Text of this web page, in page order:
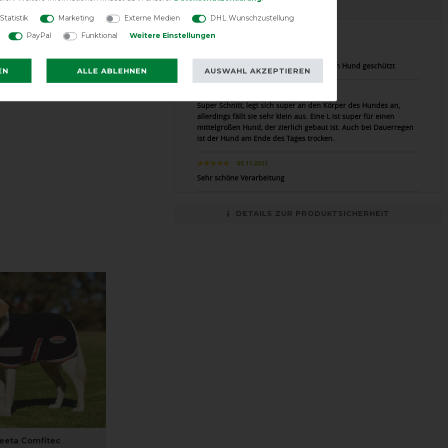
Passt perfekt bei Wind und Regen ist mein Hund geschützt
Super Schnitt, legt sich super an den Körper des Hundes an,
allerdings fällt sie sehr klein aus. Eine L ist super für einen
mittelgroßen Hund, der zierlich gebaut ist. Auch bei Dauerregen
ist der Hund am Ende des Tages trocken.
05.11.2021
Sehr schöne Verarbeitung
DETAILS ZUR PRODUKTSICHERHEIT
Comfitec
Statistik Marketing Externe Medien
DHL Wunschzustellung
PayPal
Funktional Weitere Einstellungen
ALLE ABLEHNEN AUSWAHL AKZEPTIEREN